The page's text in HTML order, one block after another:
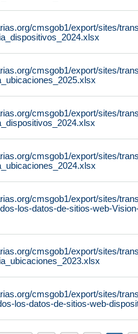
cmsgob1/export/sites/
cmsgob1/export/sites/
cmsgob1/export/sites/
cmsgob1/export/sites/
cmsgob1/export/sites/
los-datos-de-sitios-web-
cmsgob1/export/sites/
cmsgob1/export/sites/
los-datos-de-sitios-web-